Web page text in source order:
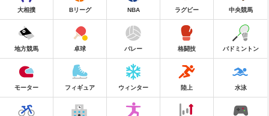
大相撲 Bリーグ NBA ラグビー 中央競馬
地方競馬 卓球 バレー 格闘技 バドミントン
モーター フィギュア ウィンター 陸上 水泳